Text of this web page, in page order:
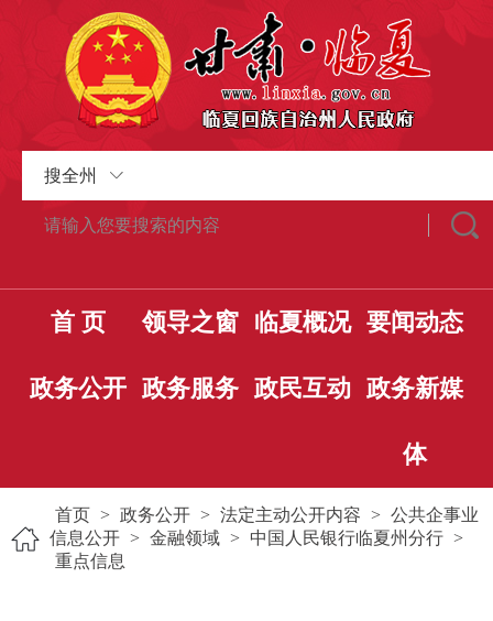
搜全州
首 页 领导之窗 临夏概况 要闻动态
政务公开 政务服务 政民互动 政务新媒
体
首页 > 政务公开 > 法定主动公开内容 > 公共企事业
信息公开 > 金融领域 > 中国人民银行临夏州分行 >
重点信息